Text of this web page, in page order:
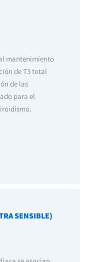
mantenimiento
de T3 total
de las
para el
SENSIBLE)